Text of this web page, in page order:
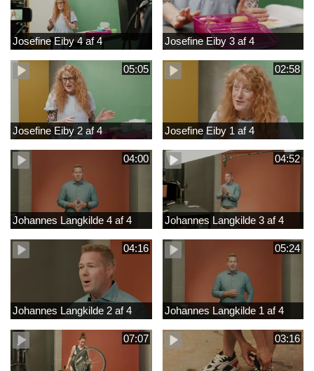
Josefine Eiby 4 af 4 Josefine Eiby 3 af 4
05:05
Josefine Eiby 2 af 4
02:58
Josefine Eiby 1 af 4
04:00
Johannes Langkilde 4 af 4
04:52
Johannes Langkilde 3 af 4
04:16
Johannes Langkilde 2 af 4
05:24
Johannes Langkilde 1 af 4
07:07 03:16